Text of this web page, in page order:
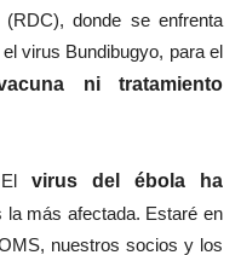
donde se enfrenta
virus Bundibugyo, para el
ni tratamiento
virus del ébola ha
la más afectada. Estaré en
nuestros socios y los